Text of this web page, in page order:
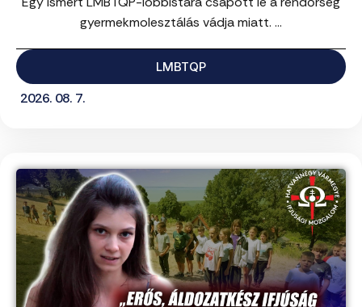
gyermekmolesztálás vádja miatt. ...
LMBTQP
2026. 08. 7.